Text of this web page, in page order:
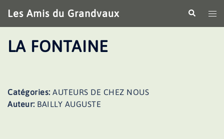
au
contenu
Les Amis du Grandvaux
le
LA FONTAINE
Catégories: AUTEURS DE CHEZ NOUS
Auteur: BAILLY AUGUSTE